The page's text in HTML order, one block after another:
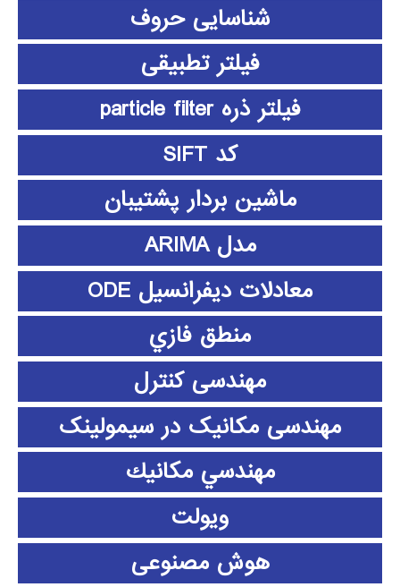
شناسایی حروف
فیلتر تطبیقی
فیلتر ذره particle filter
کد SIFT
ماشین بردار پشتیبان
مدل ARIMA
معادلات دیفرانسیل ODE
منطق فازي
مهندسی کنترل
مهندسی مکانیک در سیمولینک
مهندسي مكانيك
ویولت
هوش مصنوعی